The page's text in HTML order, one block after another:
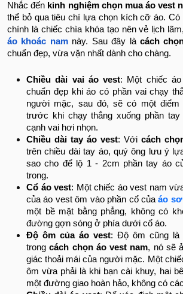
Nhắc đến kinh nghiệm chọn mua áo vest
thể bỏ qua tiêu chí lựa chọn kích cỡ áo.
chính là chiếc chìa khóa tạo nên vẻ lịch
áo khoác namnày. Sau đây là cách
chuẩn đẹp, vừa vặn nhất dành cho chàng.
Chiều dài vai áo vest: Một chiếc
chuẩn đẹp khi áo có phần vai chạy
người mặc, sau đó, sẽ có một
trước khi chạy thẳng xuống phần
cạnh vai hơi nhọn.
Chiều dài tay áo vest: Với cách
trên chiều dài tay áo, quý ông lưu ý
sao cho để lộ 1 - 2cm phần tay áo
trong.
Cổ áo vest: Một chiếc áo vest nam
của áo vest ôm vào phần cổ củaáo
một bề mặt bằng phẳng, không có
đường gợn sóng ở phía dưới cổ áo.
Độ ôm của áo vest: Độ ôm cũng là
trongcách chọn áo vest nam, nó sẽ
giác thoải mái của người mặc. Một
ôm vừa phải là khi bạn cài khuy, hai
một đường giao hoàn hảo, không có